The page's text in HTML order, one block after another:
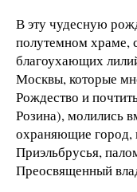
В эту чудесную
полутемном храме,
благоухающих
Москвы, которые
Рождество и
Розина), молились
охраняющие город,
Приэльбрусья,
Преосвященный